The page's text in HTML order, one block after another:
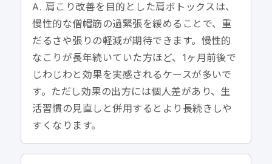
A. 肩こり改善を目的とした肩ボトックスは、
慢性的な僧帽筋の過緊張を緩めることで、重
だるさや張りの軽減が期待できます。慢性的
なこりが長年続いていた方ほど、1ヶ月前後で
じわじわと効果を実感されるケースが多いで
す。ただし効果の出方には個人差があり、生
活習慣の見直しと併用するとより長続きしや
すくなります。